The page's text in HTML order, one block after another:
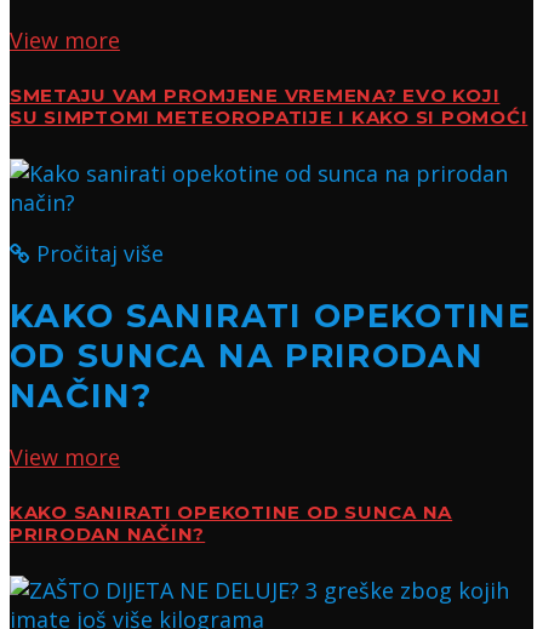
View more
SMETAJU VAM PROMJENE VREMENA? EVO KOJI
SU SIMPTOMI METEOROPATIJE I KAKO SI POMOĆI
Pročitaj više
KAKO SANIRATI OPEKOTINE
OD SUNCA NA PRIRODAN
NAČIN?
View more
KAKO SANIRATI OPEKOTINE OD SUNCA NA
PRIRODAN NAČIN?